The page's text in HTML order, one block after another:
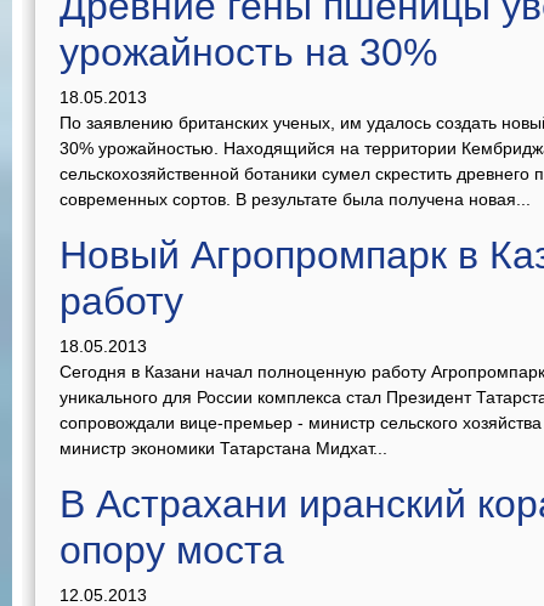
урожайность на 30%
18.05.2013
По заявлению британских ученых, им удалось создать
30% урожайностью. Находящийся на территории
сельскохозяйственной ботаники сумел скрестить
современных сортов. В результате была получена новая...
Новый Агропромпарк в
работу
18.05.2013
Сегодня в Казани начал полноценную работу
уникального для России комплекса стал Президент
сопровождали вице-премьер - министр сельского
министр экономики Татарстана Мидхат...
В Астрахани иранский
опору моста
12.05.2013